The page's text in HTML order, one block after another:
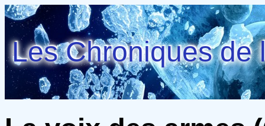
Les Chroniques de